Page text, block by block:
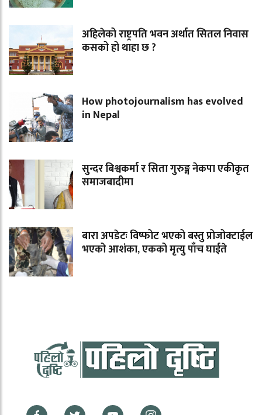
अहिलेको राष्ट्रपति भवन अर्थात सितल निवास
कसको हो थाहा छ ?
How photojournalism has evolved
in Nepal
सुन्दर बिश्वकर्मा र सिता गुरुङ्ग नेकपा एकीकृत
समाजबादीमा
बारा अपडेटः विष्फोट भएको बस्तु प्रोजोक्टाईल
भएको आशंका, एकको मृत्यु पाँच घाईते